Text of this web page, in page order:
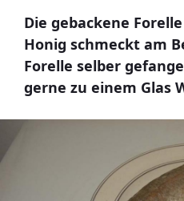
Die gebackene
Honig schmeckt am
Forelle selber
gerne zu einem Glas